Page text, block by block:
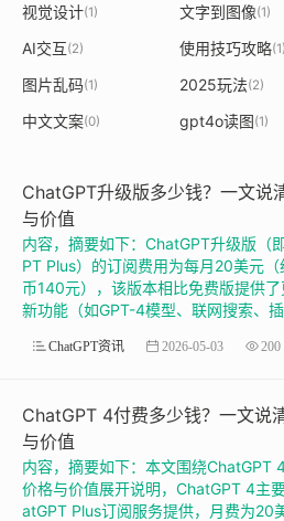
视觉设计(1) 文字到图像(1)
AI交互(2) 使用技巧攻略(1)
图片乱码(1) 2025玩法(2)
中文文案(0) gpt4o读图(1)
ChatGPT升级版多少钱？一文说
与价值
内容，摘要如下：ChatGPT升级版（
PT Plus）的订阅费用为每月20美元（
币140元），该版本相比免费版提供
新功能（如GPT-4模型、联网搜索、
ChatGPT资讯 2026-05-03 200
ChatGPT 4付费多少钱？一文说
与价值
内容，摘要如下：本文围绕ChatGPT
价格与价值展开说明，ChatGPT 4主
atGPT Plus订阅服务提供，月费为20